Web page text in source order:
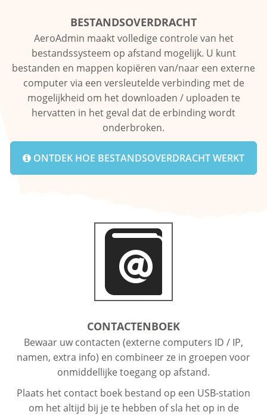
BESTANDSOVERDRACHT
AeroAdmin maakt volledige controle van het
bestandssysteem op afstand mogelijk. U kunt
bestanden en mappen kopiëren van/naar een externe
computer via een versleutelde verbinding met de
mogelijkheid om het downloaden / uploaden te
hervatten in het geval dat de erbinding wordt
onderbroken.
ONTDEK HOE BESTANDSOVERDRACHT WERKT
CONTACTENBOEK
Bewaar uw contacten (externe computers ID / IP,
namen, extra info) en combineer ze in groepen voor
onmiddellijke toegang op afstand.
Plaats het contact boek bestand op een USB-station
om het altijd bij je te hebben of sla het op in de